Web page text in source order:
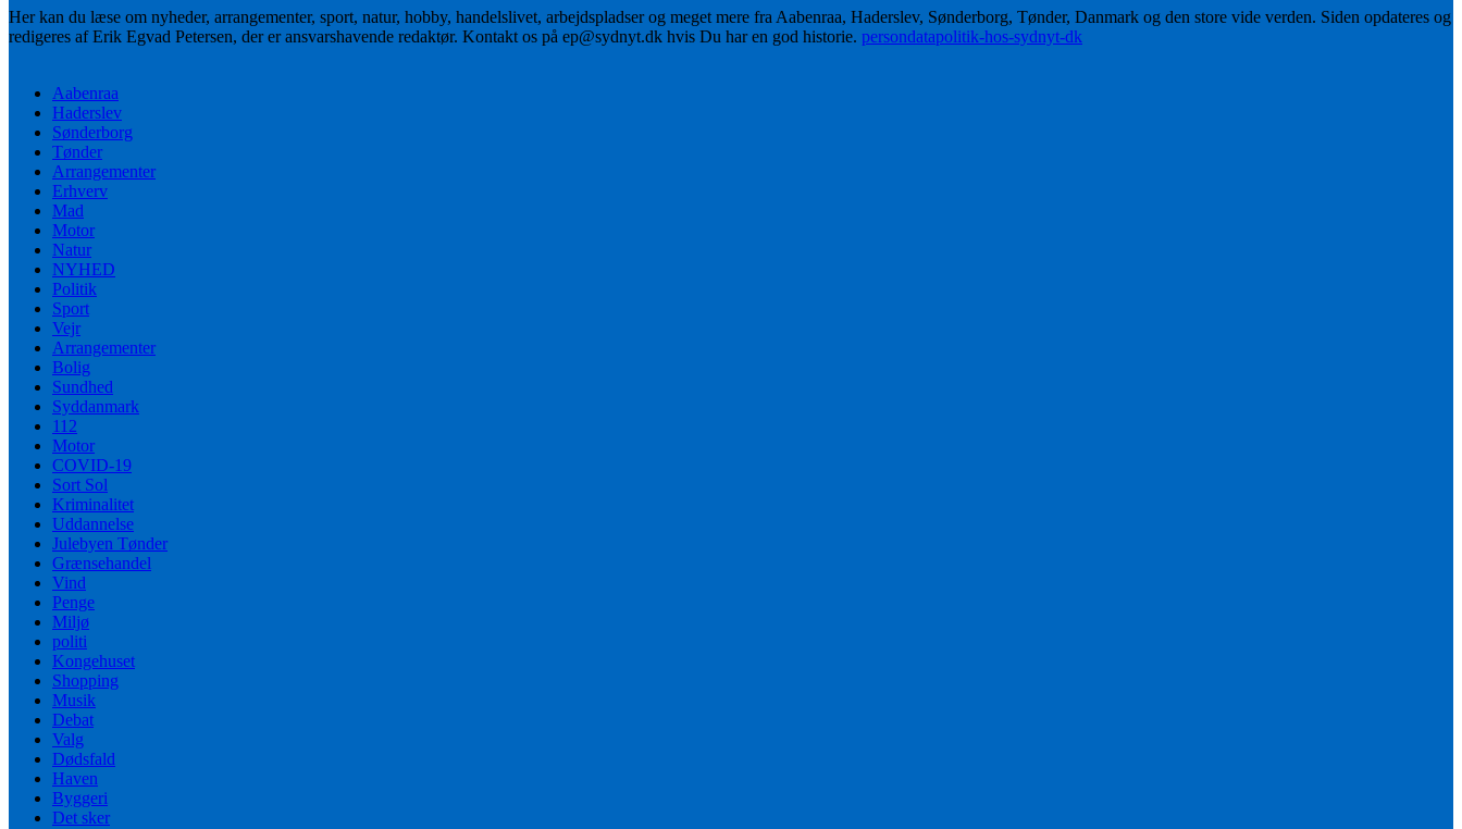
Her kan du læse om nyheder, arrangementer, sport, natur, hobby, handelslivet, arbejdspladser og meget mere fra Aabenraa, Haderslev, Sønderborg, Tønder, Danmark og den store vide verden. Siden opdateres og
redigeres af Erik Egvad Petersen, der er ansvarshavende redaktør. Kontakt os på ep@sydnyt.dk hvis Du har en god historie. persondatapolitik-hos-sydnyt-dk
Aabenraa
Haderslev
Sønderborg
Tønder
Arrangementer
Erhverv
Mad
Motor
Natur
NYHED
Politik
Sport
Vejr
Arrangementer
Bolig
Sundhed
Syddanmark
112
Motor
COVID-19
Sort Sol
Kriminalitet
Uddannelse
Julebyen Tønder
Grænsehandel
Vind
Penge
Miljø
politi
Kongehuset
Shopping
Musik
Debat
Valg
Dødsfald
Haven
Byggeri
Det sker